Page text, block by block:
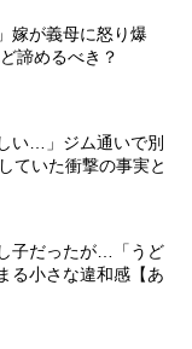
嫁が義母に怒り爆
諦めるべき？
い…」ジム通いで別
ていた衝撃の事実と
子だったが…「うど
る小さな違和感【あ